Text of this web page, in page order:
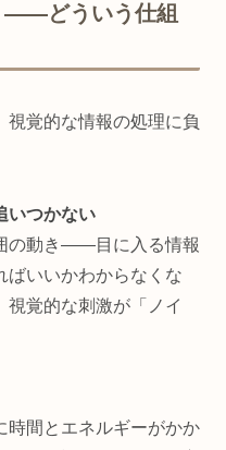
——どういう仕組
視覚的な情報の処理に負
いつかない
の動き——目に入る情報
ばいいかわからなくな
視覚的な刺激が「ノイ
時間とエネルギーがかか